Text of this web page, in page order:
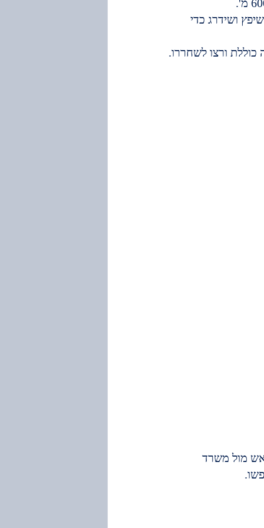
ושידרג כדי
מול משרד